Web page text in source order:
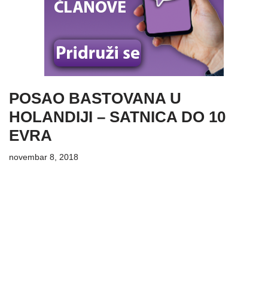
POSAO BASTOVANA U
HOLANDIJI – SATNICA DO 10
EVRA
novembar 8, 2018